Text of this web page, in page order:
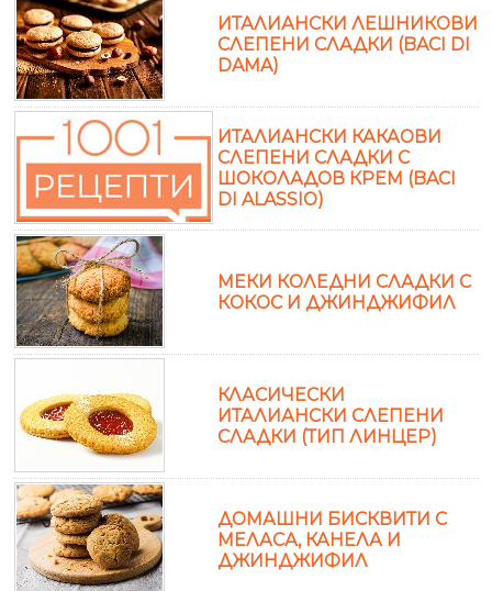
ИТАЛИАНСКИ ЛЕШНИКОВИ
СЛЕПЕНИ СЛАДКИ (BACI DI
DAMA)
ИТАЛИАНСКИ КАКАОВИ
СЛЕПЕНИ СЛАДКИ С
ШОКОЛАДОВ КРЕМ (BACI
DI ALASSIO)
МЕКИ КОЛЕДНИ СЛАДКИ С
КОКОС И ДЖИНДЖИФИЛ
КЛАСИЧЕСКИ
ИТАЛИАНСКИ СЛЕПЕНИ
СЛАДКИ (ТИП ЛИНЦЕР)
ДОМАШНИ БИСКВИТИ С
МЕЛАСА, КАНЕЛА И
ДЖИНДЖИФИЛ